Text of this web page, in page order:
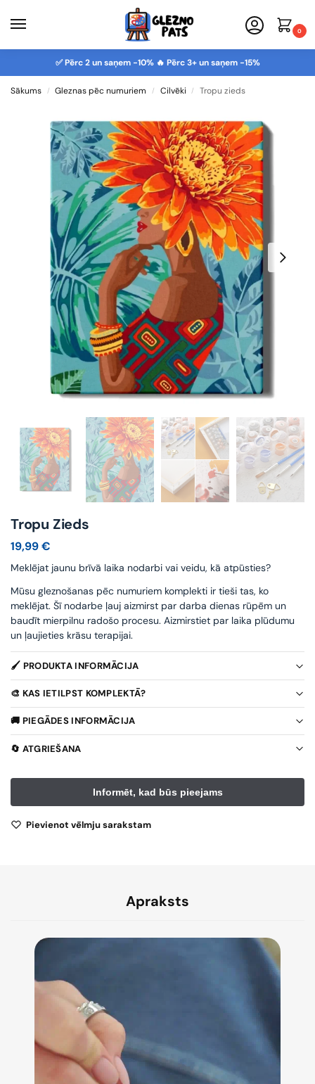
0
✅ Pērc 2 un saņem -10% 🔥 Pērc 3+ un saņem -15%
Sākums / Gleznas pēc numuriem / Cilvēki / Tropu zieds
Tropu Zieds
19,99€
Meklējat jaunu brīvā laika nodarbi vai veidu, kā atpūsties?
Mūsu gleznošanas pēc numuriem komplekti ir tieši tas, ko
meklējat. Šī nodarbe ļauj aizmirst par darba dienas rūpēm un
baudīt mierpilnu radošo procesu. Aizmirstiet par laika plūdumu
un ļaujieties krāsu terapijai.
🖌️ PRODUKTA INFORMĀCIJA
🎨 KAS IETILPST KOMPLEKTĀ?
🚚 PIEGĀDES INFORMĀCIJA
🔄 ATGRIEŠANA
Pievienot vēlmju sarakstam
Apraksts